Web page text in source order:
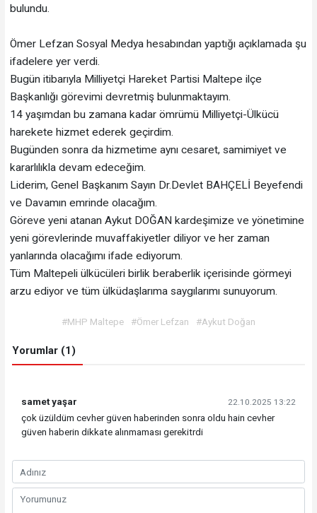
bulundu.
Ömer Lefzan Sosyal Medya hesabından yaptığı açıklamada şu
ifadelere yer verdi.
Bugün itibarıyla Milliyetçi Hareket Partisi Maltepe ilçe
Başkanlığı görevimi devretmiş bulunmaktayım.
14 yaşımdan bu zamana kadar ömrümü Milliyetçi-Ülkücü
harekete hizmet ederek geçirdim.
Bugünden sonra da hizmetime aynı cesaret, samimiyet ve
kararlılıkla devam edeceğim.
Liderim, Genel Başkanım Sayın Dr.Devlet BAHÇELİ Beyefendi
ve Davamın emrinde olacağım.
Göreve yeni atanan Aykut DOĞAN kardeşimize ve yönetimine
yeni görevlerinde muvaffakiyetler diliyor ve her zaman
yanlarında olacağımı ifade ediyorum.
Tüm Maltepeli ülkücüleri birlik beraberlik içerisinde görmeyi
arzu ediyor ve tüm ülküdaşlarıma saygılarımı sunuyorum.
#MHP Maltepe #Ömer Lefzan #Aykut Doğan
Yorumlar (1)
samet yaşar 22.10.2025 13:22
çok üzüldüm cevher güven haberinden sonra oldu hain cevher
güven haberin dikkate alınmaması gerekitrdi